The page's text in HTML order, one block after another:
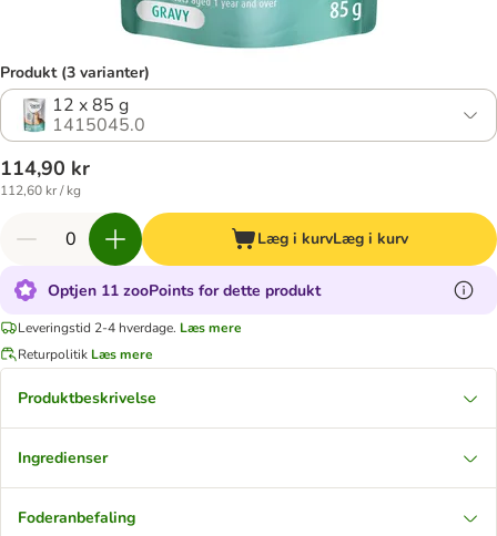
Produkt (3 varianter)
12 x 85 g
1415045.0
114,90 kr
112,60 kr / kg
Læg i kurvLæg i kurv
Optjen 11 zooPoints for dette produkt
Leveringstid 2-4 hverdage. Læs mere
Returpolitik Læs mere
Produktbeskrivelse
Ingredienser
Foderanbefaling